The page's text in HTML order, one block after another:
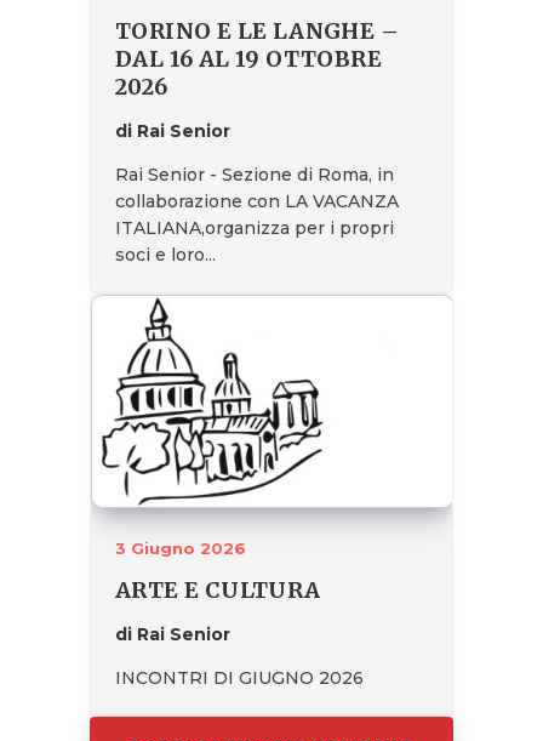
TORINO E LE LANGHE –
DAL 16 AL 19 OTTOBRE
2026
di Rai Senior
Rai Senior - Sezione di Roma, in
collaborazione con LA VACANZA
ITALIANA,organizza per i propri
soci e loro...
3 Giugno 2026
ARTE E CULTURA
di Rai Senior
INCONTRI DI GIUGNO 2026